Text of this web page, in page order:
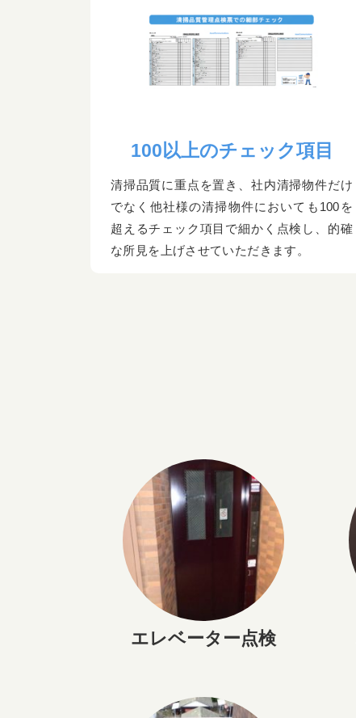
100以上のチェック項目
清掃品質に重点を置き、社内清掃物件だけ
でなく他社様の清掃物件においても100を
超えるチェック項目で細かく点検し、的確
な所見を上げさせていただきます。
エレベーター点検